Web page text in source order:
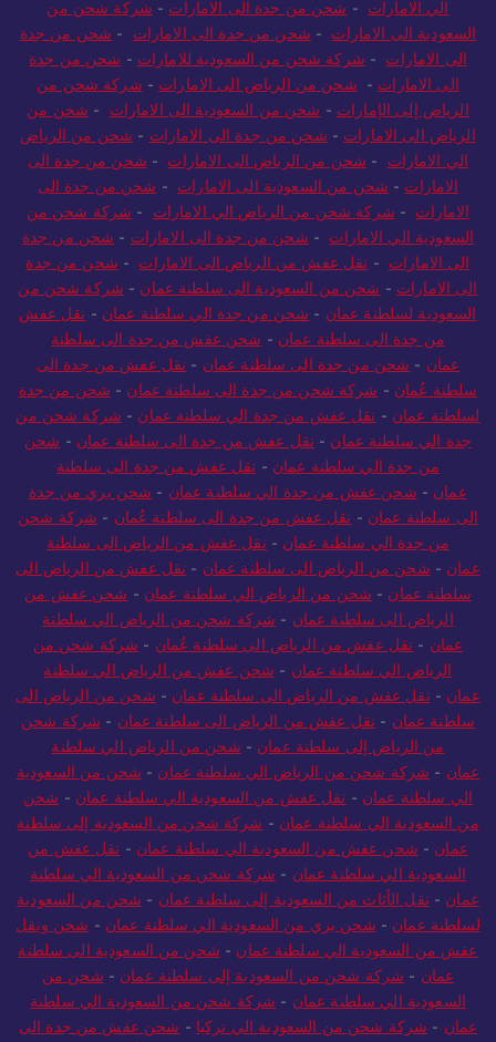
الي الامارات - شحن من جدة الى الامارات - شركة شحن من
السعودية الى الامارات- شحن من جدة الى الامارات - شحن من جدة
الى الامارات
شركة شحن من السعودية للامارات- شحن من جدة
الى الامارات - شحن من الرياض الى الامارات- شركة شحن من
الرياض إلى الإمارات
-شحن من السعودية الى الامارات
شحن من
الرياض الى الامارات
شحن من جدة الى الامارات -
شحن من الرياض
الي الامارات
- شحن من الرياض الى الامارات - شحن من جدة الى
الامارات
-شحن من السعودية الى الامارات -
شحن من جدة الى
الامارات - شركة شحن من الرياض الي الامارات -
شركة شحن من
السعودية الي الامارات - شحن من جدة الى الامارات
شحن من جدة
الى الامارات
- نقل عفش من الرياض الى الامارات -شحن من جدة
الى الامارات
-شحن من السعودية الى سلطنة عمان -
شركة شحن من
السعودية لسلطنة عمان - شحن من جدة الي سلطنة عمان
نقل عفش
من جدة الى سلطنة عمان
- شحن عفش من جدة الى سلطنة
عمان - شحن من جدة الى سلطنة عمان - نقل عفش من جدة الى
سلطنة عُمان
شركة شحن من جدة الى سلطنة عمان -
شحن من جدة
لسلطنة عمان - نقل عفش من جدة الي سلطنة عمان - شركة شحن من
جدة الي سلطنة عمان -نقل عفش من جدة الى سلطنة عمان -شحن
من جدة الي سلطنة عمان-
نقل عفش من جدة الى سلطنة
عمان-شحن عفش من جدة الي سلطنة عمان- شحن بري من جدة
الى سلطنة عمان
نقل عفش من جدة الى سلطنة عُمان-
شركة شحن
من جدة الي سلطنة عمان
- نقل عفش من الرياض الى سلطنة
عمان -شحن من الرياض الى سلطنة عمان -نقل عفش من الرياض الى
سلطنة عمان
شحن من الرياض الي سلطنة عمان -
شحن عفش من
الرياض الى سلطنة عمان-
شركة شحن من الرياض الي سلطنة
عمان - نقل عفش من الرياض الى سلطنة عُمان - شركة شحن من
الرياض الي سلطنة عمان
-شحن عفش من الرياض الي سلطنة
عمان- نقل عفش من الرياض الى سلطنة عمان- شحن من الرياض الى
سلطنة عمان
نقل عفش من الرياض الى سلطنة عمان-
شركة شحن
من الرياض إلى سلطنة عمان
شحن من الرياض الي سلطنة
عمان
شركة شحن من الرياض الي سلطنة عمان -شحن من السعودية
الي سلطنة عمان
-نقل عفش من السعودية الي سلطنة عمان
شحن
من السعودية الي سلطنة عمان
شركة شحن من السعودية إلى سلطنة
عمان
شحن عفش من السعودية الي سلطنة عمان
نقل عفش من
السعودية الي سلطنة عمان
-شركة شحن من السعودية الي سلطنة
عمان- نقل الأثاث من السعودية إلى سلطنة عمان- شحن من السعودية
لسلطنة عمان
شحن بري من السعودية الي سلطنة عمان -شحن ونقل
عفش من السعودية الي سلطنة عمان -
شحن من السعودية الى سلطنة
- شركة شحن من السعودية إلى سلطنة عمان - شحن من
السعودية الي سلطنة عمان
شركة شحن من السعودية الي سلطنة